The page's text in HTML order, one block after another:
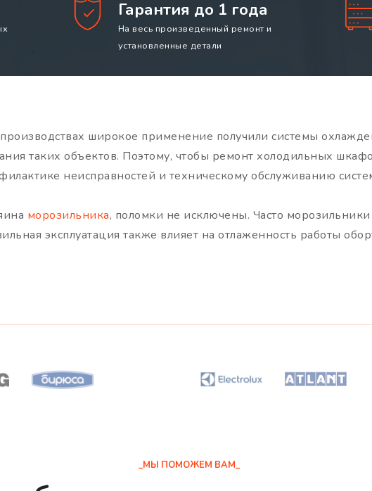
Гарантия до 1 года
На весь произведенный ремонт и
установленные детали
широкое применение получили системы
таких объектов. Поэтому, чтобы ремонт холодильных
неисправностей и техническому обслуживанию
морозильника, поломки не исключены. Часто
эксплуатация также влияет на отлаженность работы
_МЫ ПОМОЖЕМ ВАМ_